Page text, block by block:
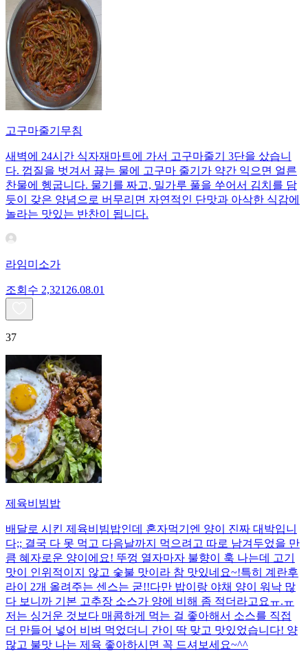
고구마줄기무침
새벽에 24시간 식자재마트에 가서 고구마줄기 3단을 샀습니
다. 껍질을 벗겨서 끓는 물에 고구마 줄기가 약간 익으면 얼른
찬물에 헹굽니다. 물기를 짜고, 밀가루 풀을 쑤어서 김치를 담
듯이 갖은 양념으로 버무리면 자연적인 단맛과 아삭한 식감에
놀라는 맛있는 반찬이 됩니다.
라임미소가
조회수 2,321 26.08.01
37
제육비빔밥
배달로 시킨 제육비빔밥인데 혼자먹기엔 양이 진짜 대박입니
다;; 결국 다 못 먹고 다음날까지 먹으려고 따로 남겨두었을 만
큼 혜자로운 양이에요! 뚜껑 열자마자 불향이 훅 나는데 고기
맛이 인위적이지 않고 숯불 맛이라 참 맛있네요~!특히 계란후
라이 2개 올려주는 센스는 굳!! ​다만 밥이랑 야채 양이 워낙 많
다 보니까 기본 고추장 소스가 양에 비해 좀 적더라고요ㅠ.ㅠ
저는 싱거운 것보다 매콤하게 먹는 걸 좋아해서 소스를 직접
더 만들어 넣어 비벼 먹었더니 간이 딱 맞고 맛있었습니다! 양
많고 불맛 나는 제육 좋아하시면 꼭 드셔보세요~^^